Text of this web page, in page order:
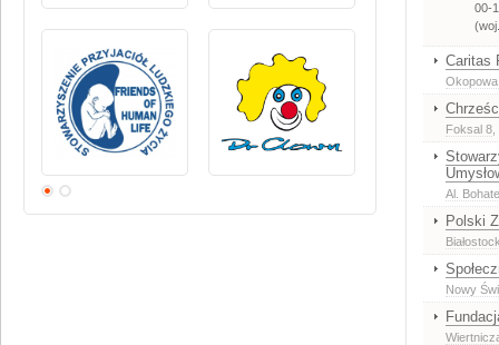
00-
Caritas
Foksal 8
Al.
Polski
Nowy